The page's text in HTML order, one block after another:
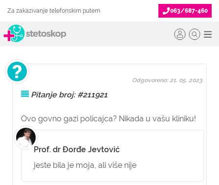
Za zakazivanje telefonskim putem 063/687-460
Pitanje broj: #211921
Ovo govno gazi policajca? Nikada u vašu kliniku!
Odgovoreno: 21. 05. 2023.
Prof. dr Đorđe Jevtović
jeste bila je moja, ali više nije